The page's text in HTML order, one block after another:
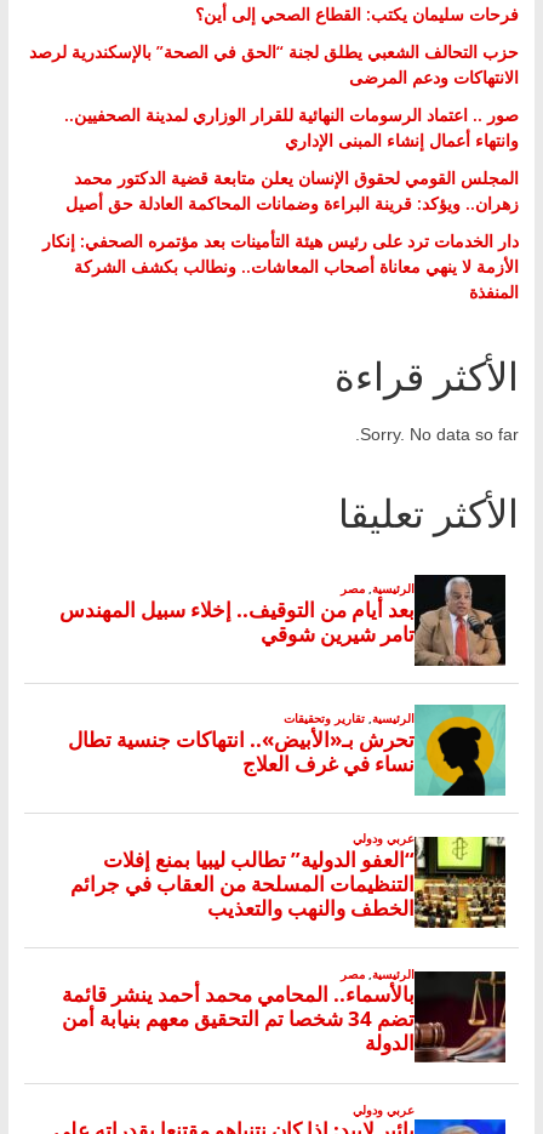
فرحات سليمان يكتب: القطاع الصحي إلى أين؟
حزب التحالف الشعبي يطلق لجنة “الحق في الصحة” بالإسكندرية لرصد
الانتهاكات ودعم المرضى
صور .. اعتماد الرسومات النهائية للقرار الوزاري لمدينة الصحفيين..
وانتهاء أعمال إنشاء المبنى الإداري
المجلس القومي لحقوق الإنسان يعلن متابعة قضية الدكتور محمد
زهران.. ويؤكد: قرينة البراءة وضمانات المحاكمة العادلة حق أصيل
دار الخدمات ترد على رئيس هيئة التأمينات بعد مؤتمره الصحفي: إنكار
الأزمة لا ينهي معاناة أصحاب المعاشات.. ونطالب بكشف الشركة
المنفذة
الأكثر قراءة
Sorry. No data so far.
الأكثر تعليقا